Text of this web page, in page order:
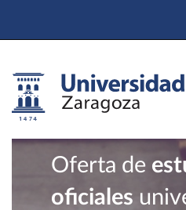
Oferta de
oficiales